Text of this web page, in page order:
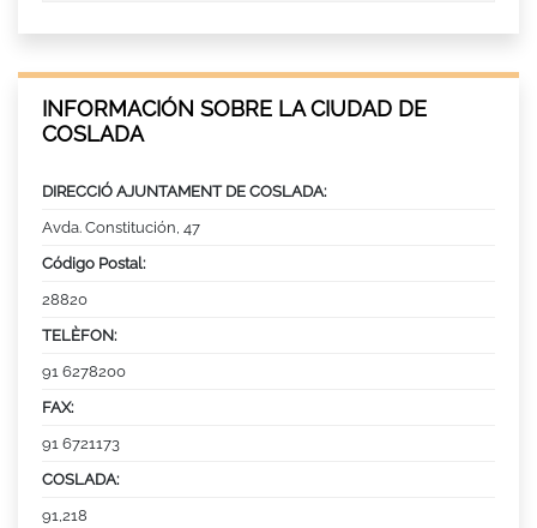
INFORMACIÓN SOBRE LA CIUDAD DE
COSLADA
DIRECCIÓ AJUNTAMENT DE COSLADA:
Avda. Constitución, 47
Código Postal:
28820
TELÈFON:
91 6278200
FAX:
91 6721173
COSLADA:
91,218